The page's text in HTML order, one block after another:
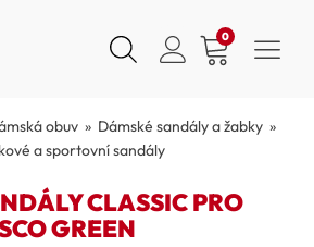
0
obuv » Dámské sandály a žabky »
a sportovní sandály
CLASSIC PRO
GREEN